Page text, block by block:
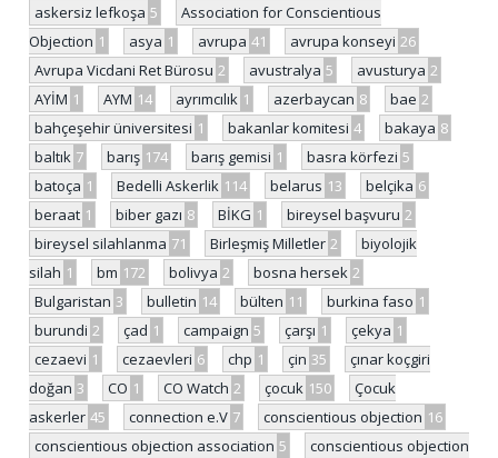
askersiz lefkoşa 5
Association for Conscientious
Objection 1 asya 1 avrupa 41 avrupa konseyi 26
Avrupa Vicdani Ret Bürosu 2 avustralya 5 avusturya 2
AYİM 1 AYM 14 ayrımcılık 1 azerbaycan 8 bae 2
bahçeşehir üniversitesi 1 bakanlar komitesi 4 bakaya 8
baltık 7 barış 174 barış gemisi 1 basra körfezi 5
batoça 1 Bedelli Askerlik 114 belarus 13 belçika 6
beraat 1 biber gazı 8 BİKG 1 bireysel başvuru 2
bireysel silahlanma 71 Birleşmiş Milletler 2
biyolojik
silah 1 bm 172 bolivya 2 bosna hersek 2
Bulgaristan 3 bulletin 14 bülten 11 burkina faso 1
burundi 2 çad 1 campaign 5 çarşı 1 çekya 1
cezaevi 1 cezaevleri 6 chp 1 çin 35
çınar koçgiri
doğan 3 CO 1 CO Watch 2 çocuk 150
Çocuk
askerler 45 connection e.V 7 conscientious objection 16
conscientious objection association 5
conscientious objection